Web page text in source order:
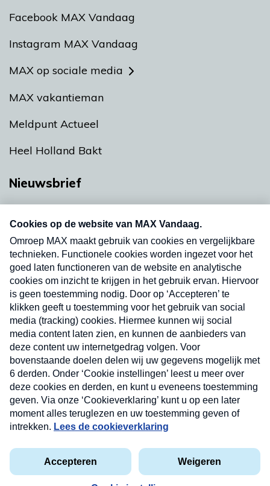
Facebook MAX Vandaag
Instagram MAX Vandaag
MAX op sociale media
MAX vakantieman
Meldpunt Actueel
Heel Holland Bakt
Nieuwsbrief
nieuwsbrief. Elke vrijdag- en dinsdagochtend in
uw mailbox.
Verzend
Privacyverklaring
Cookieverklaring
Kwetsbaarheid melden
Copyright © 2026 MAX Vandaag - Omroep MAX
Nieuwsbrief
Neem hier een gratis abonnement op onze
nieuwsbrief. Elke vrijdag- en dinsdagochtend in uw